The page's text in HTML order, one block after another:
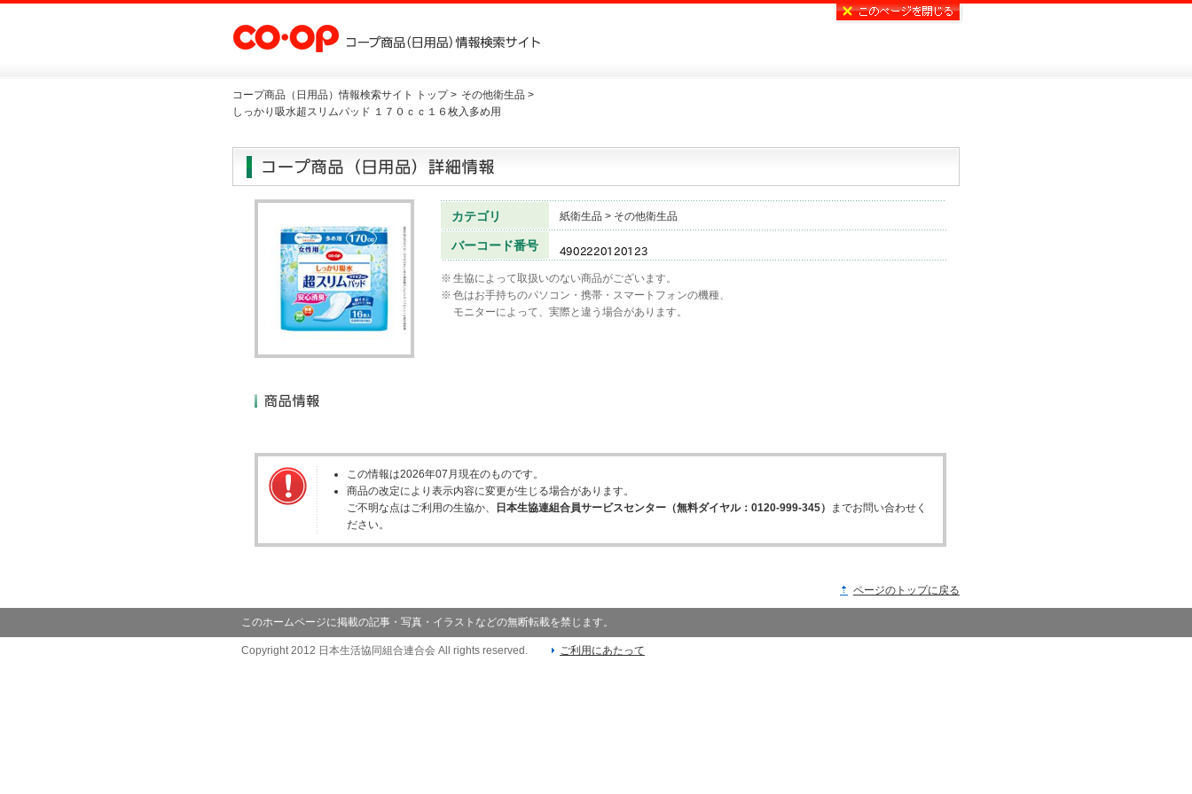
コープ商品（日用品）情報検索サイト トップ > その他衛生品 >
しっかり吸水超スリムパッド １７０ｃｃ１６枚入多め用
カテゴリ 紙衛生品 > その他衛生品
バーコード番号
※ 生協によって取扱いのない商品がございます。
※ 色はお手持ちのパソコン・携帯・スマートフォンの機種、
モニターによって、実際と違う場合があります。
この情報は2026年07月現在のものです。
商品の改定により表示内容に変更が生じる場合があります。
ご不明な点はご利用の生協か、
日本生協連組合員サービスセンター（無料ダイヤル：0120-999-345）
までお問い合わせく
ださい。
ページのトップに戻る
このホームページに掲載の記事・写真・イラストなどの無断転載を禁じます。
Copyright 2012 日本生活協同組合連合会 All rights reserved. ご利用にあたって